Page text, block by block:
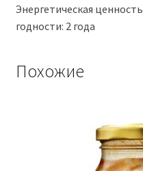
Энергетическая
годности: 2 года
Похожие